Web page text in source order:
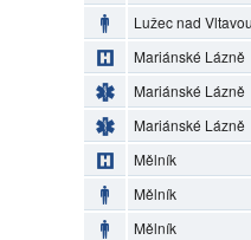
Lužec nad
Mariánské Lázně
Mariánské Lázně
Mariánské Lázně
Mělník
Mělník
Mělník